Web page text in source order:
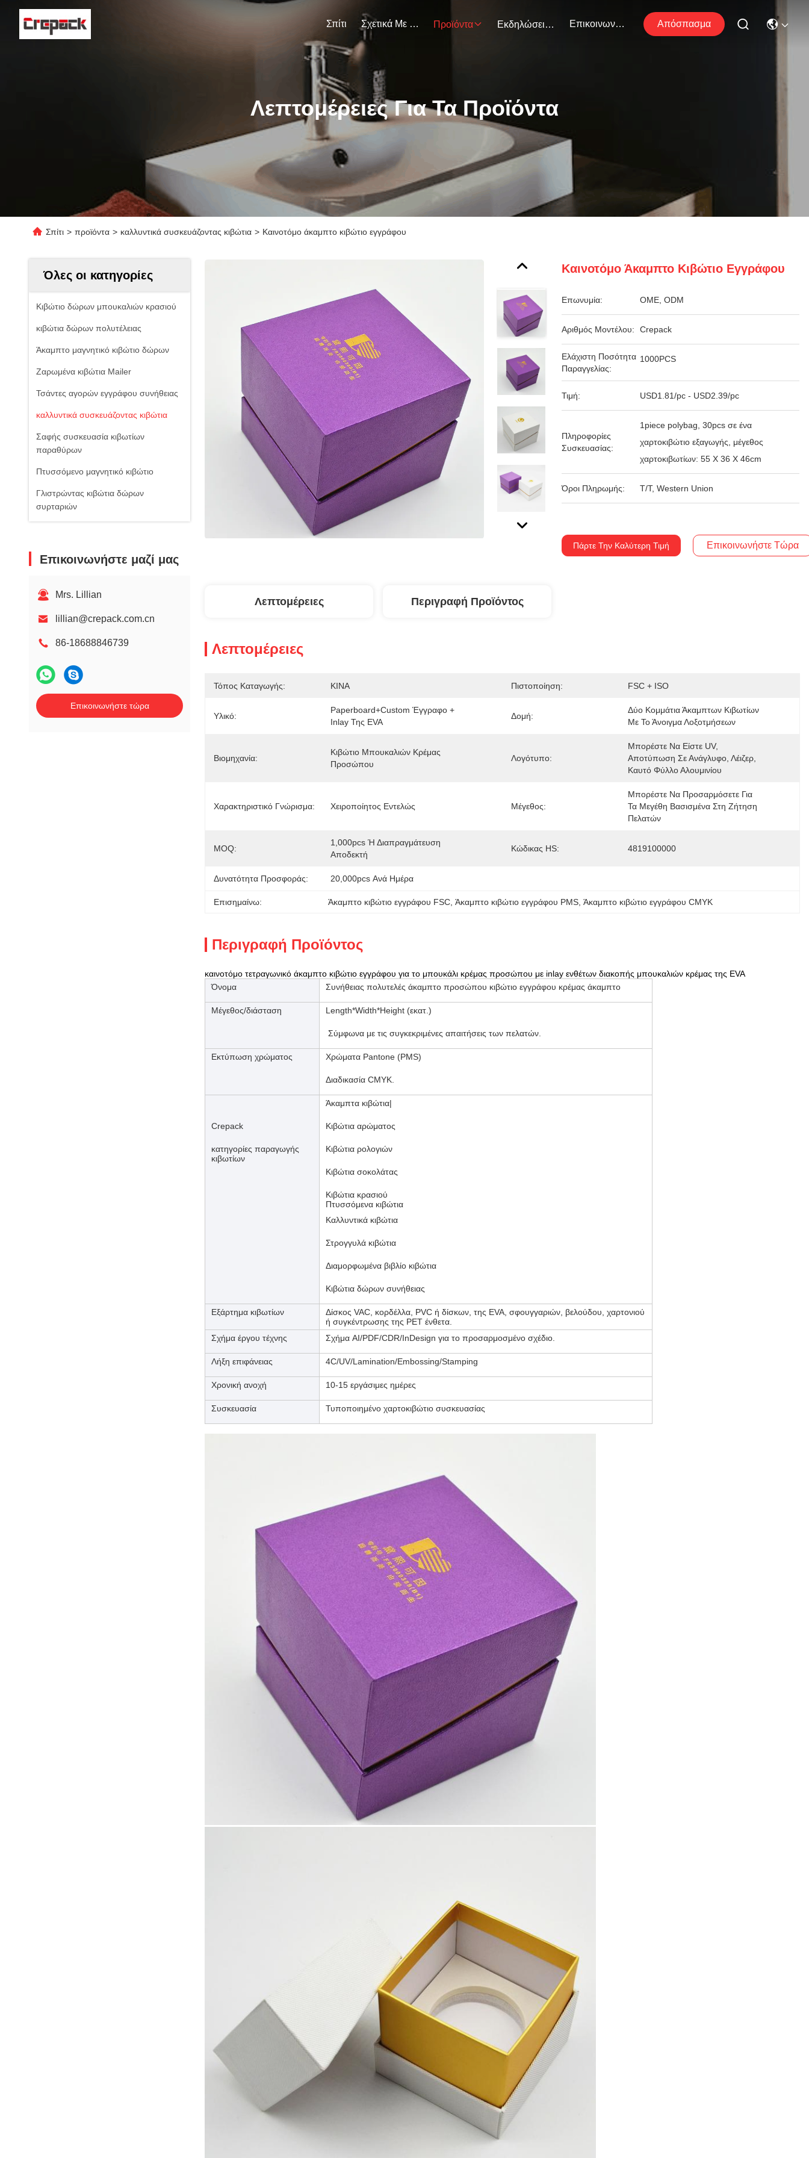
Σπίτι Σχετικά Με Εμάς Προϊόντα Εκδηλώσεις Επικοινωνήστε Μαζί Μας Απόσπασμα
Λεπτομέρειες Για Τα Προϊόντα
Σπίτι > προϊόντα > καλλυντικά συσκευάζοντας κιβώτια > Καινοτόμο άκαμπτο κιβώτιο εγγράφου
Όλες οι κατηγορίες
Κιβώτιο δώρων μπουκαλιών κρασιού
κιβώτια δώρων πολυτέλειας
Άκαμπτο μαγνητικό κιβώτιο δώρων
Ζαρωμένα κιβώτια Mailer
Τσάντες αγορών εγγράφου συνήθειας
καλλυντικά συσκευάζοντας κιβώτια
Σαφής συσκευασία κιβωτίων
παραθύρων
Πτυσσόμενο μαγνητικό κιβώτιο
Γλιστρώντας κιβώτια δώρων
συρταριών
Επικοινωνήστε μαζί μας
Mrs. Lillian
lillian@crepack.com.cn
86-18688846739
Επικοινωνήστε τώρα
Καινοτόμο Άκαμπτο Κιβώτιο Εγγράφου
Επωνυμία: OME, ODM
Αριθμός Μοντέλου: Crepack
Ελάχιστη Ποσότητα
Παραγγελίας:
1000PCS
Τιμή: USD1.81/pc - USD2.39/pc
Πληροφορίες
Συσκευασίας:
1piece polybag, 30pcs σε ένα
χαρτοκιβώτιο εξαγωγής, μέγεθος
χαρτοκιβωτίων: 55 X 36 X 46cm
Όροι Πληρωμής: T/T, Western Union
Πάρτε Την Καλύτερη Τιμή Επικοινωνήστε Τώρα
Λεπτομέρειες Περιγραφή Προϊόντος
Λεπτομέρειες
Τόπος Καταγωγής: ΚΙΝΑ Πιστοποίηση: FSC + ISO
Υλικό:
Paperboard+custom Έγγραφο +
Inlay Της EVA
Δομή:
Δύο Κομμάτια Άκαμπτων Κιβωτίων
Με Το Άνοιγμα Λοξοτμήσεων
Βιομηχανία:
Κιβώτιο Μπουκαλιών Κρέμας
Προσώπου
Λογότυπο:
Μπορέστε Να Είστε UV,
Αποτύπωση Σε Ανάγλυφο, Λέιζερ,
Καυτό Φύλλο Αλουμινίου
Χαρακτηριστικό Γνώρισμα: Χειροποίητος Εντελώς Μέγεθος:
Μπορέστε Να Προσαρμόσετε Για
Τα Μεγέθη Βασισμένα Στη Ζήτηση
Πελατών
MOQ:
1,000pcs Ή Διαπραγμάτευση
Αποδεκτή
Κώδικας HS: 4819100000
Δυνατότητα Προσφοράς: 20,000pcs Ανά Ημέρα
Επισημαίνω: Άκαμπτο κιβώτιο εγγράφου FSC, Άκαμπτο κιβώτιο εγγράφου PMS, Άκαμπτο κιβώτιο εγγράφου CMYK
Περιγραφή Προϊόντος
καινοτόμο τετραγωνικό άκαμπτο κιβώτιο εγγράφου για το μπουκάλι κρέμας προσώπου με inlay ενθέτων διακοπής μπουκαλιών κρέμας της EVA
Όνομα
Συνήθειας πολυτελές άκαμπτο προσώπου κιβώτιο εγγράφου κρέμας άκαμπτο
Μέγεθος/διάσταση Length*Width*Height (εκατ.)
Σύμφωνα με τις συγκεκριμένες απαιτήσεις των πελατών.
Εκτύπωση χρώματος Χρώματα Pantone (PMS)
Διαδικασία CMYK.
Crepack
κατηγορίες παραγωγής
κιβωτίων
Άκαμπτα κιβώτια|
Κιβώτια αρώματος
Κιβώτια ρολογιών
Κιβώτια σοκολάτας
Κιβώτια κρασιού
Πτυσσόμενα κιβώτια
Καλλυντικά κιβώτια
Στρογγυλά κιβώτια
Διαμορφωμένα βιβλίο κιβώτια
Κιβώτια δώρων συνήθειας
Εξάρτημα κιβωτίων
Δίσκος VAC, κορδέλλα, PVC ή δίσκων, της EVA, σφουγγαριών, βελούδου, χαρτονιού
ή συγκέντρωσης της PET ένθετα.
Σχήμα έργου τέχνης
Σχήμα AI/PDF/CDR/InDesign για το προσαρμοσμένο σχέδιο.
Λήξη επιφάνειας 4C/UV/Lamination/Embossing/Stamping
Χρονική ανοχή 10-15 εργάσιμες ημέρες
Συσκευασία Τυποποιημένο χαρτοκιβώτιο συσκευασίας